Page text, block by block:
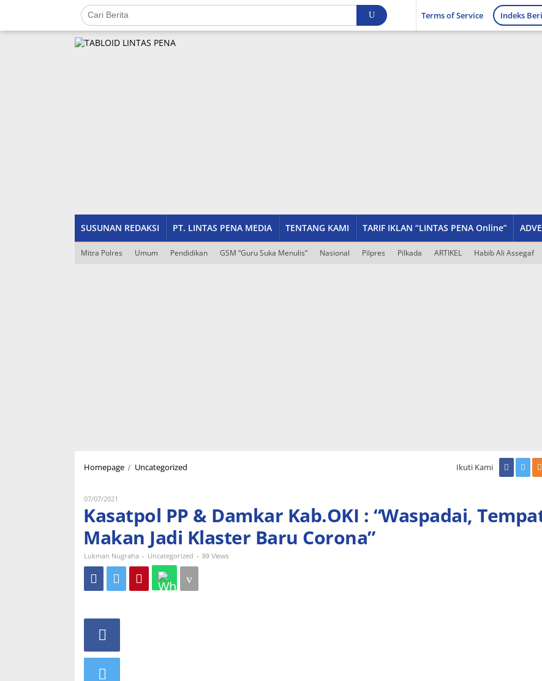
Terms of Service Indeks
SUSUNAN REDAKSI PT. LINTAS PENA MEDIA TENTANG KAMI TARIF IKLAN “LINTAS PENA Online”
Mitra Polres Umum Pendidikan GSM “Guru Suka Menulis” Nasional Pilpres Pilkada ARTIKEL Habib Ali Assegaf
Homepage / Uncategorized
Kab.OKI
“Waspadai,
Tempat
Makan
Jadi
Klaster
Baru
Ikuti Kami
07/07/2021
Nugraha
Kasatpol PP & Damkar Kab.OKI : “Waspadai,
Makan Jadi Klaster Baru Corona”
Lukman Nugraha - Uncategorized - 99 Views